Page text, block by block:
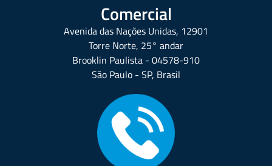
Comercial
Avenida das Nações Unidas, 12901
Torre Norte, 25° andar
Brooklin Paulista - 04578-910
São Paulo - SP, Brasil